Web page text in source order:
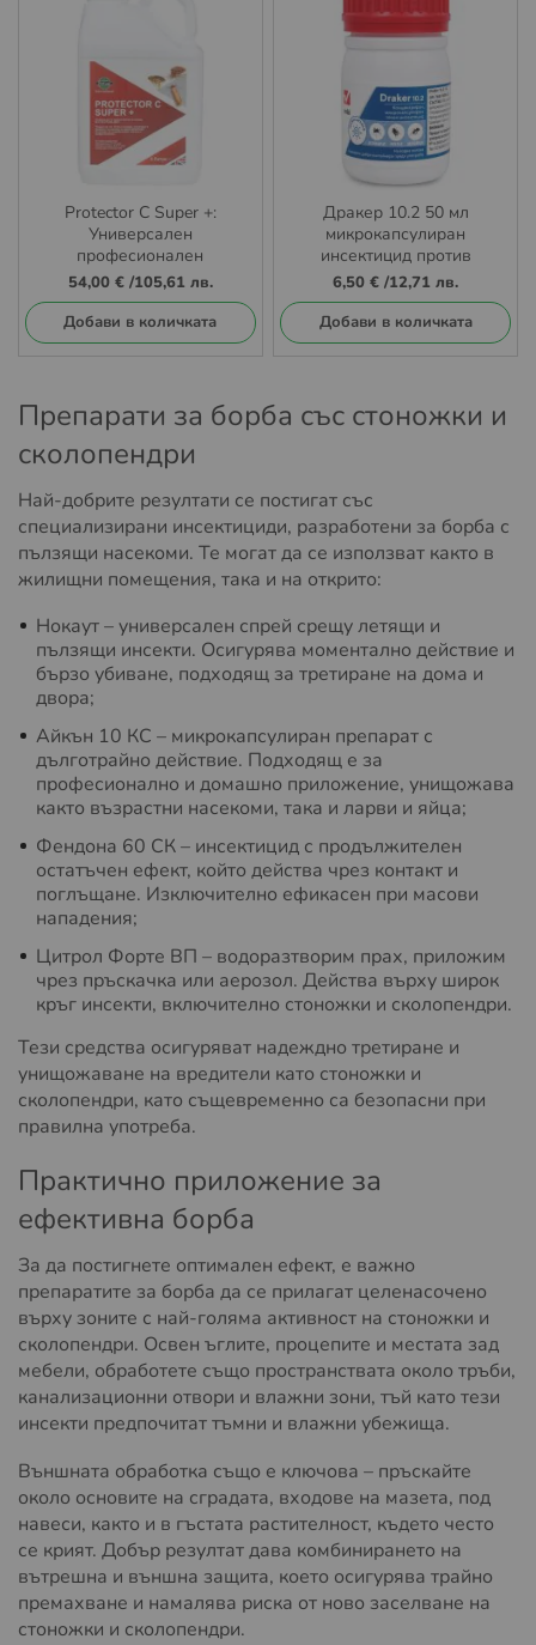
Protector C Super +:
Универсален
професионален
инсектицид с тройно
действие и IGR ефект 5л
54,00 €/105,61 лв.
Добави в количката
Дракер 10.2 50 мл
микрокапсулиран
инсектицид против
хлебарки, мравки, комари,
мухи, бълхи и кърлежи
6,50 € /12,71 лв.
Добави в количката
Препарати за борба със стоножки и
сколопендри
Най-добрите резултати се постигат със
специализирани инсектициди, разработени за борба с
пълзящи насекоми. Те могат да се използват както в
жилищни помещения, така и на открито:
Нокаут – универсален спрей срещу летящи и
пълзящи инсекти. Осигурява моментално действие и
бързо убиване, подходящ за третиране на дома и
двора;
Айкън 10 КС – микрокапсулиран препарат с
дълготрайно действие. Подходящ е за
професионално и домашно приложение, унищожава
както възрастни насекоми, така и ларви и яйца;
Фендона 60 СК – инсектицид с продължителен
остатъчен ефект, който действа чрез контакт и
поглъщане. Изключително ефикасен при масови
нападения;
Цитрол Форте ВП – водоразтворим прах, приложим
чрез пръскачка или аерозол. Действа върху широк
кръг инсекти, включително стоножки и сколопендри.
Тези средства осигуряват надеждно третиране и
унищожаване на вредители като стоножки и
сколопендри, като същевременно са безопасни при
правилна употреба.
Практично приложение за
ефективна борба
За да постигнете оптимален ефект, е важно
препаратите за борба да се прилагат целенасочено
върху зоните с най-голяма активност на стоножки и
сколопендри. Освен ъглите, процепите и местата зад
мебели, обработете също пространствата около тръби,
канализационни отвори и влажни зони, тъй като тези
инсекти предпочитат тъмни и влажни убежища.
Външната обработка също е ключова – пръскайте
около основите на сградата, входове на мазета, под
навеси, както и в гъстата растителност, където често
се крият. Добър резултат дава комбинирането на
вътрешна и външна защита, което осигурява трайно
премахване и намалява риска от ново заселване на
стоножки и сколопендри.